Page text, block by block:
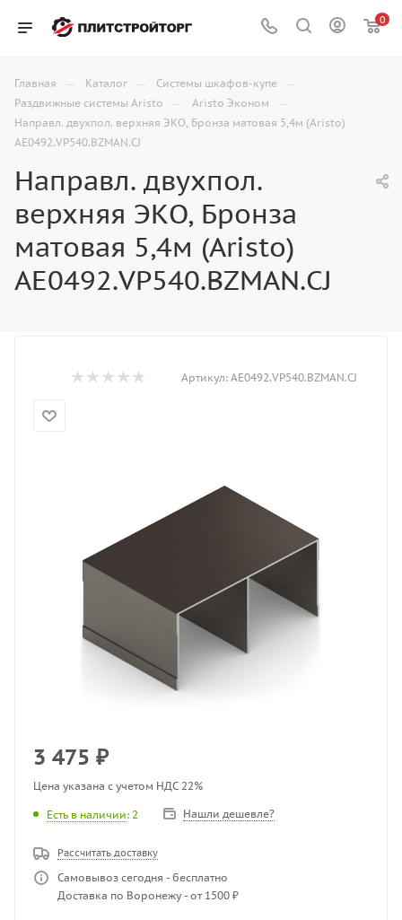
0
Главная — Каталог — Системы шкафов-купе —
Раздвижные системы Aristo — Aristo Эконом —
Направл. двухпол. верхняя ЭКО, Бронза матовая 5,4м (Aristo)
AE0492.VP540.BZMAN.CJ
Направл. двухпол.
верхняя ЭКО, Бронза
матовая 5,4м (Aristo)
AE0492.VP540.BZMAN.CJ
Артикул: AE0492.VP540.BZMAN.CJ
3 475 ₽
Цена указана с учетом НДС 22%
Есть в наличии: 2 Нашли дешевле?
Рассчитать доставку
Самовывоз сегодня - бесплатно
Доставка по Воронежу - от 1500 ₽